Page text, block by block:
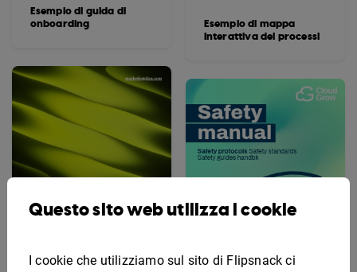
Esempio di guida di
onboarding
Esempio di mappa
interattiva dei processi
Questo sito web utilizza i cookie
I cookie che utilizziamo sul sito di Flipsnack ci